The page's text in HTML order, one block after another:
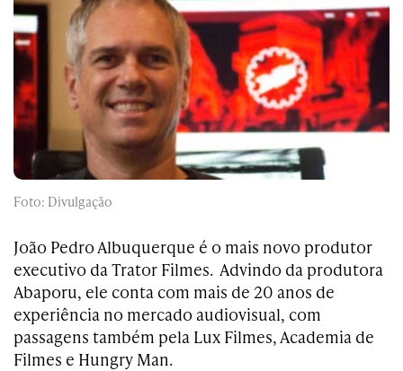
Foto: Divulgação
João Pedro Albuquerque é o mais novo produtor
executivo da Trator Filmes. Advindo da produtora
Abaporu, ele conta com mais de 20 anos de
experiência no mercado audiovisual, com
passagens também pela Lux Filmes, Academia de
Filmes e Hungry Man.